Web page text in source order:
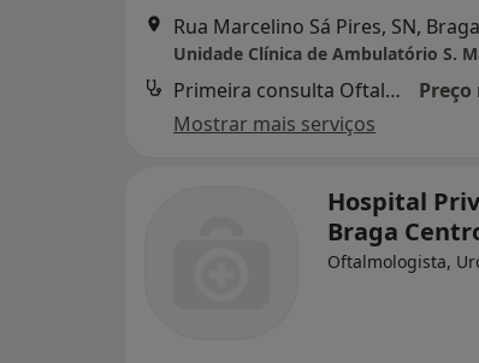
Rua Marcelino Sá Pires, SN, Braga
Unidade Clínica de Ambulatório S.
Primeira consulta Oftalmologia
Mostrar mais serviços
Hospital
Braga
Oftalmologista,